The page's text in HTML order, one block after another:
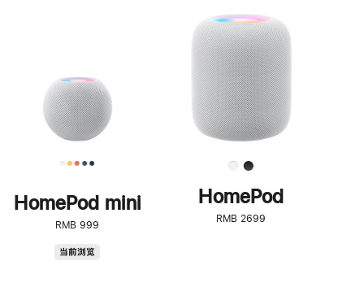
HomePod mini
RMB 999
当前浏览
步
了
解
HomePod<
HomePod
RMB 2699